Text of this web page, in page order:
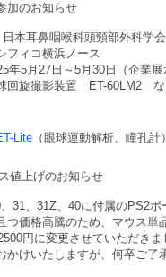
加のお知らせ
本耳鼻咽喉科頭頸部外科学会
ィコ横浜ノース
5月27日～5月30日（企業展
回旋撮影装置 ET-60LM2 な
Lite （眼球運動解析、瞳孔
値上げのお知らせ
31、31Z、40に付属のPS2
つ価格高騰のため、マウス単
円に変更させていただきま
かけいたしますが、何卒ご